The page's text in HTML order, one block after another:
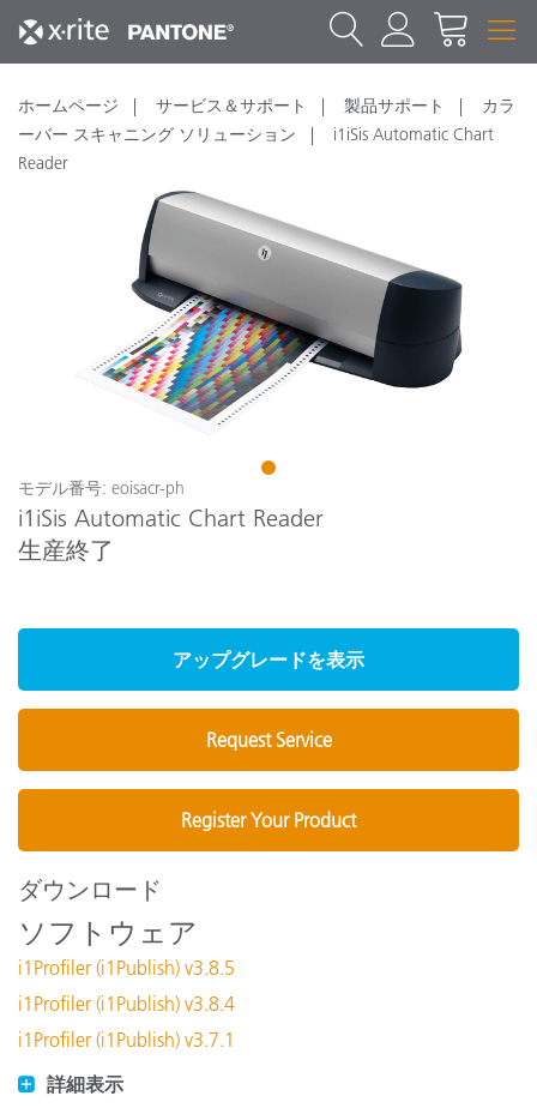
ホームページ サービス＆サポート 製品サポート
カラ
ーバー スキャニング ソリューション
i1iSis Automatic Chart
Reader
1
モデル番号: eoisacr-ph
i1iSis Automatic Chart Reader
生産終了
アップグレードを表示
Request Service
Register Your Product
ダウンロード
ソフトウェア
i1Profiler (i1Publish) v3.8.5
i1Profiler (i1Publish) v3.8.4
i1Profiler (i1Publish) v3.7.1
詳細表示